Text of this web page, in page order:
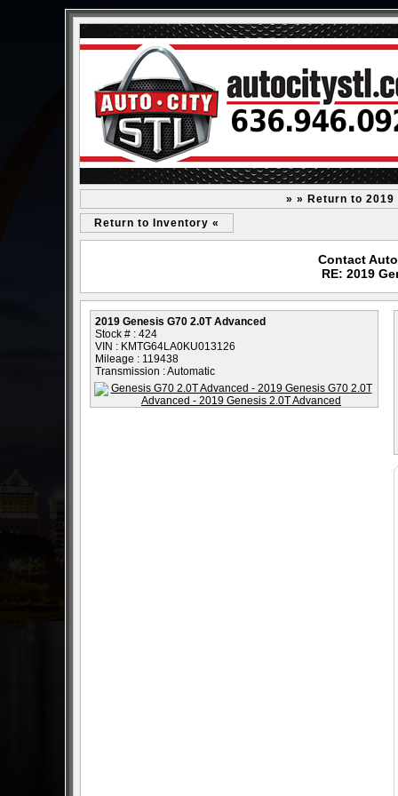
» » Return to 2019
Return to Inventory «
Contact
RE: 2019
2019 Genesis G70 2.0T Advanced
Stock # : 424
VIN : KMTG64LA0KU013126
Mileage : 119438
Transmission : Automatic